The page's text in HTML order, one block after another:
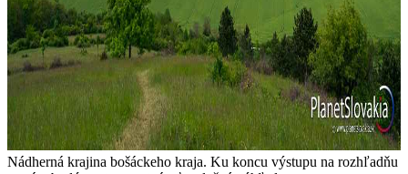
Nádherná krajina bošáckeho kraja. Ku koncu výstupu na rozhľadňu